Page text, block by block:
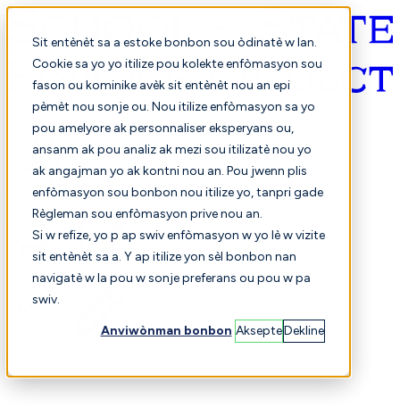
Sit entènèt sa a estoke bonbon sou òdinatè w lan.
Cookie sa yo yo itilize pou kolekte enfòmasyon sou
fason ou kominike avèk sit entènèt nou an epi
pèmèt nou sonje ou. Nou itilize enfòmasyon sa yo
pou amelyore ak personnaliser eksperyans ou,
ansanm ak pou analiz ak mezi sou itilizatè nou yo
ak angajman yo ak kontni nou an. Pou jwenn plis
enfòmasyon sou bonbon nou itilize yo, tanpri gade
Règleman sou enfòmasyon prive nou an.
Si w refize, yo p ap swiv enfòmasyon w yo lè w vizite
sit entènèt sa a. Y ap itilize yon sèl bonbon nan
navigatè w la pou w sonje preferans ou pou w pa
swiv.
Anviwònman bonbon AksepteDekline
Kreyòl ayisyen
Konparezon